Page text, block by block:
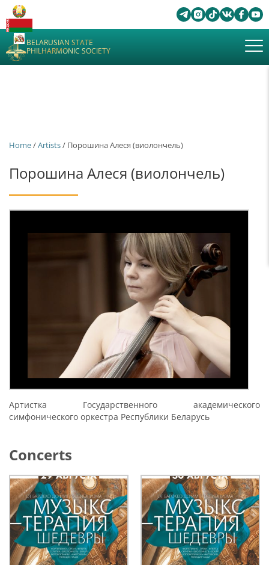
BELARUSIAN STATE
PHILHARMONIC SOCIETY
Home/Artists/ Порошина Алеся (виолончель)
Порошина Алеся (виолончель)
Артистка Государственного академического
симфонического оркестра Республики Беларусь
Concerts